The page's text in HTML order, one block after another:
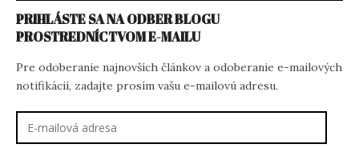
PRIHLÁSTE SA NA ODBER BLOGU
PROSTREDNÍCTVOM E-MAILU
Pre odoberanie najnovších článkov a odoberanie e-mailových
notifikácií, zadajte prosím vašu e-mailovú adresu.